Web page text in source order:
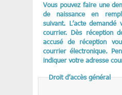
Vous pouvez faire une
de naissance en
suivant. L’acte
courrier. Dès réception
accusé de réception
courrier électronique.
indiquer votre adresse
Droit d’accès général